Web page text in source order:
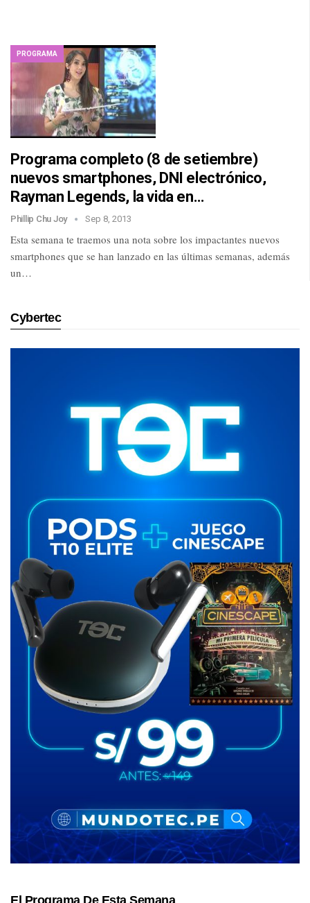
PROGRAMA
Programa completo (8 de setiembre)
nuevos smartphones, DNI electrónico,
Rayman Legends, la vida en…
Phillip Chu Joy Sep 8, 2013
Esta semana te traemos una nota sobre los impactantes nuevos
smartphones que se han lanzado en las últimas semanas, además
un…
Cybertec